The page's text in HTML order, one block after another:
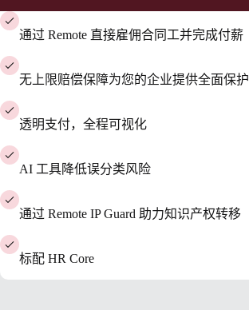
通过 Remote 直接雇佣合同工并完成付薪
无上限赔偿保障为您的企业提供全面保护
透明支付，全程可视化
AI 工具降低误分类风险
通过 Remote IP Guard 助力知识产权转移
标配 HR Core